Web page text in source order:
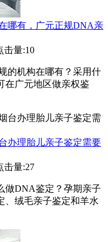
哪有，广元正规DNA亲
击量:10
的机构在哪有？采用什
在广元地区做亲权鉴
办理胎儿亲子鉴定需要
击量:27
做DNA鉴定？孕期亲子
、绒毛亲子鉴定和羊水